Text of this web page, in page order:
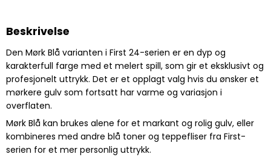
Beskrivelse
Den Mørk Blå varianten i First 24-serien er en dyp og
karakterfull farge med et melert spill, som gir et eksklusivt og
profesjonelt uttrykk. Det er et opplagt valg hvis du ønsker et
mørkere gulv som fortsatt har varme og variasjon i
overflaten.
Mørk Blå kan brukes alene for et markant og rolig gulv, eller
kombineres med andre blå toner og teppefliser fra First-
serien for et mer personlig uttrykk.